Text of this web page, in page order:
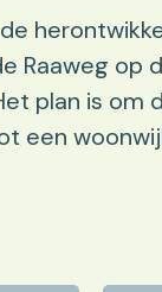
Raaweg op
plan is om
een